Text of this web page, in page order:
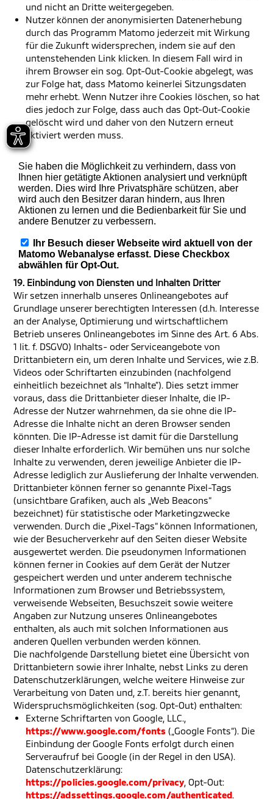
und nicht an Dritte weitergegeben.
Nutzer können der anonymisierten Datenerhebung
durch das Programm Matomo jederzeit mit Wirkung
für die Zukunft widersprechen, indem sie auf den
untenstehenden Link klicken. In diesem Fall wird in
ihrem Browser ein sog. Opt-Out-Cookie abgelegt, was
zur Folge hat, dass Matomo keinerlei Sitzungsdaten
mehr erhebt. Wenn Nutzer ihre Cookies löschen, so hat
dies jedoch zur Folge, dass auch das Opt-Out-Cookie
gelöscht wird und daher von den Nutzern erneut
aktiviert werden muss.
19. Einbindung von Diensten und Inhalten Dritter
Wir setzen innerhalb unseres Onlineangebotes auf
Grundlage unserer berechtigten Interessen (d.h. Interesse
an der Analyse, Optimierung und wirtschaftlichem
Betrieb unseres Onlineangebotes im Sinne des Art. 6 Abs.
1 lit. f. DSGVO) Inhalts- oder Serviceangebote von
Drittanbietern ein, um deren Inhalte und Services, wie z.B.
Videos oder Schriftarten einzubinden (nachfolgend
einheitlich bezeichnet als “Inhalte”). Dies setzt immer
voraus, dass die Drittanbieter dieser Inhalte, die IP-
Adresse der Nutzer wahrnehmen, da sie ohne die IP-
Adresse die Inhalte nicht an deren Browser senden
könnten. Die IP-Adresse ist damit für die Darstellung
dieser Inhalte erforderlich. Wir bemühen uns nur solche
Inhalte zu verwenden, deren jeweilige Anbieter die IP-
Adresse lediglich zur Auslieferung der Inhalte verwenden.
Drittanbieter können ferner so genannte Pixel-Tags
(unsichtbare Grafiken, auch als „Web Beacons“
bezeichnet) für statistische oder Marketingzwecke
verwenden. Durch die „Pixel-Tags“ können Informationen,
wie der Besucherverkehr auf den Seiten dieser Website
ausgewertet werden. Die pseudonymen Informationen
können ferner in Cookies auf dem Gerät der Nutzer
gespeichert werden und unter anderem technische
Informationen zum Browser und Betriebssystem,
verweisende Webseiten, Besuchszeit sowie weitere
Angaben zur Nutzung unseres Onlineangebotes
enthalten, als auch mit solchen Informationen aus
anderen Quellen verbunden werden können.
Die nachfolgende Darstellung bietet eine Übersicht von
Drittanbietern sowie ihrer Inhalte, nebst Links zu deren
Datenschutzerklärungen, welche weitere Hinweise zur
Verarbeitung von Daten und, z.T. bereits hier genannt,
Widerspruchsmöglichkeiten (sog. Opt-Out) enthalten:
Externe Schriftarten von Google, LLC.,
https://www.google.com/fonts („Google Fonts“). Die
Einbindung der Google Fonts erfolgt durch einen
Serveraufruf bei Google (in der Regel in den USA).
Datenschutzerklärung:
https://policies.google.com/privacy, Opt-Out:
https://adssettings.google.com/authenticated.